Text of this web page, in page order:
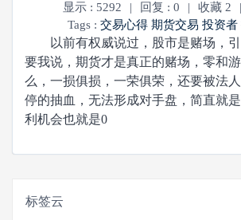
显示 : 5292 | 回复 : 0 | 收藏 2 |
Tags : 交易心得 期货交易 投资者
以前有权威说过，股市是赌场，引
要我说，期货才是真正的赌场，零和
么，一损俱损，一荣俱荣，还要被法
停的抽血，无法形成对手盘，简直就
利机会也就是0
标签云